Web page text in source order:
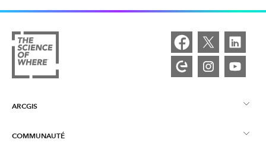
ARCGIS
Vue d’ensemble d’ArcGIS
COMMUNAUTÉ